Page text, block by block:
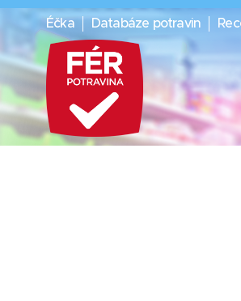
Éčka Databáze potravin